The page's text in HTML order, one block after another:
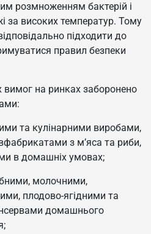
розмноженням бактерій і
за високих температур. Тому
підходити до
правил безпеки
вимог на ринках заборонено
та кулінарними виробами,
з м’яса та риби,
в домашніх умовах;
молочними,
плодово-ягідними та
домашнього